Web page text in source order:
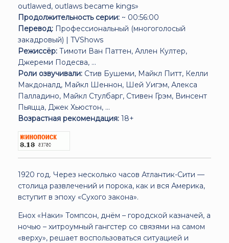
outlawed, outlaws became kings»
Продолжительность серии: ~ 00:56:00
Перевод: Профессиональный (многоголосый
закадровый) | TVShows
Режиссёр: Тимоти Ван Паттен, Аллен Култер,
Джереми Подесва, ...
Роли озвучивали: Стив Бушеми, Майкл Питт, Келли
Макдоналд, Майкл Шеннон, Шей Уигэм, Алекса
Палладино, Майкл Стулбарг, Стивен Грэм, Винсент
Пьяцца, Джек Хьюстон, ...
Возрастная рекомендация: 18+
1920 год. Через несколько часов Атлантик-Сити —
столица развлечений и порока, как и вся Америка,
вступит в эпоху «Сухого закона».
Енох «Наки» Томпсон, днём – городской казначей, а
ночью – хитроумный гангстер со связями на самом
«верху», решает воспользоваться ситуацией и